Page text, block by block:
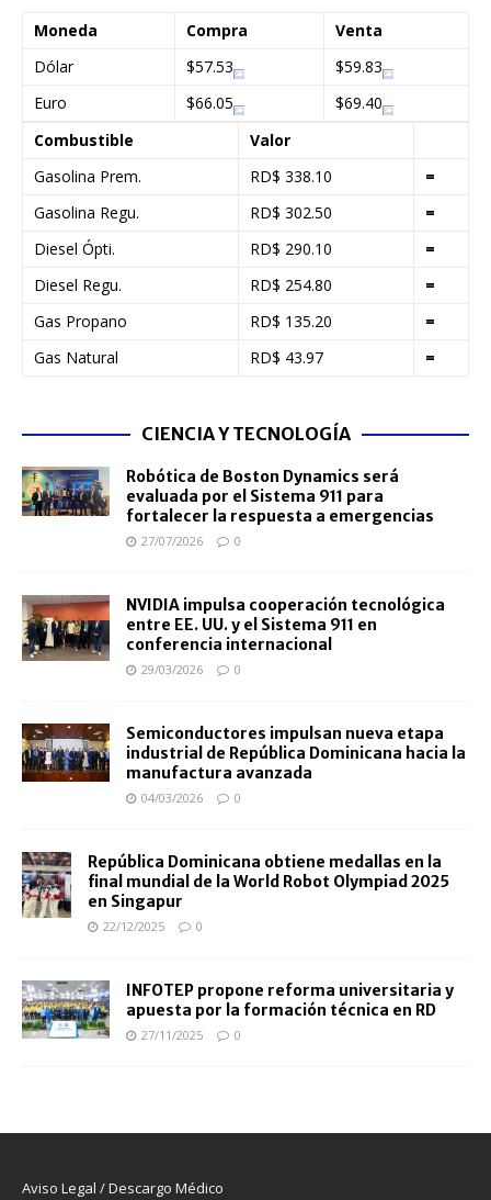
Moneda Compra
Venta
Dólar
$57.53
$59.83
Euro
$66.05
$69.40
Combustible
Valor
Gasolina Prem.
RD$ 338.10
=
Gasolina Regu.
RD$ 302.50
=
Diesel Ópti.
RD$ 290.10
=
Diesel Regu.
RD$ 254.80
=
Gas Propano
RD$ 135.20
=
Gas Natural
RD$ 43.97 =
CIENCIA Y TECNOLOGÍA
Robótica de Boston Dynamics será
evaluada por el Sistema 911 para
fortalecer la respuesta a emergencias
27/07/2026 0
NVIDIA impulsa cooperación tecnológica
entre EE. UU. y el Sistema 911 en
conferencia internacional
29/03/2026 0
Semiconductores impulsan nueva etapa
industrial de República Dominicana hacia la
manufactura avanzada
04/03/2026 0
República Dominicana obtiene medallas en la
final mundial de la World Robot Olympiad 2025
en Singapur
22/12/2025 0
INFOTEP propone reforma universitaria y
apuesta por la formación técnica en RD
27/11/2025 0
Aviso Legal / Descargo Médico